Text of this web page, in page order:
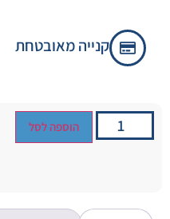
קנייה מאובטחת
הוספה לסל